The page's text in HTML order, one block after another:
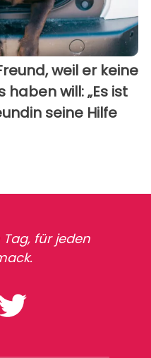
weil er keine
haben will: „Es ist
seine Hilfe
Tag, für jeden